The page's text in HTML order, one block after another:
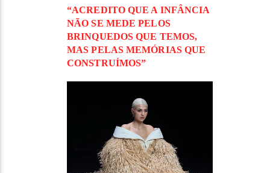
“ACREDITO QUE A INFÂNCIA
NÃO SE MEDE PELOS
BRINQUEDOS QUE TEMOS,
MAS PELAS MEMÓRIAS QUE
CONSTRUÍMOS”